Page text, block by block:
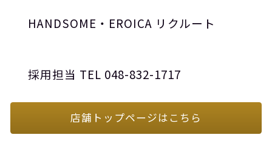
HANDSOME ・ EROICA リクルート
採用担当 TEL 048-832-1717
店舗トップページはこちら